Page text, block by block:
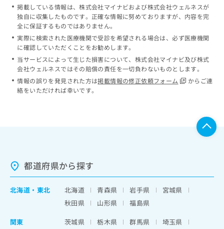
掲載している情報は、株式会社マイナビおよび株式会社ウェルネスが
独自に収集したものです。正確な情報に努めておりますが、内容を完
全に保証するものではありません。
実際に検索された医療機関で受診を希望される場合は、必ず医療機関
に確認していただくことをお勧めします。
当サービスによって生じた損害について、株式会社マイナビ及び株式
会社ウェルネスではその賠償の責任を一切負わないものとします。
情報の誤りを発見された方は掲載情報の修正依頼フォーム
からご連
絡をいただければ幸いです。
都道府県から探す
北海道 ・ 東北 北海道 青森県 岩手県
宮城県
秋田県
山形県
福島県
関東
茨城県 栃木県 群馬県
埼玉県